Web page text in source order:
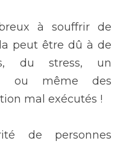
à souffrir de
peut être dû à de
du stress, un
ou même des
mal exécutés !
de personnes